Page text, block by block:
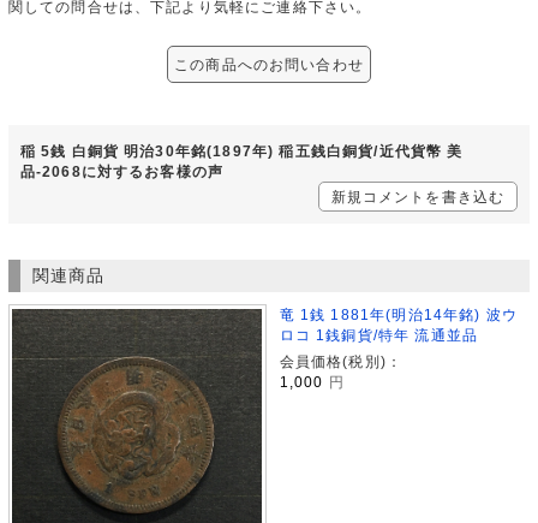
関しての問合せは、下記より気軽にご連絡下さい。
この商品へのお問い合わせ
稲 5銭 白銅貨 明治30年銘(1897年) 稲五銭白銅貨/近代貨幣 美
品-2068に対するお客様の声
新規コメントを書き込む
関連商品
竜 1銭 1881年(明治14年銘) 波ウ
ロコ 1銭銅貨/特年 流通並品
会員価格(税別)：
1,000
円